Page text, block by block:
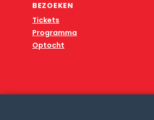
BEZOEKEN
Tickets
Programma
Optocht